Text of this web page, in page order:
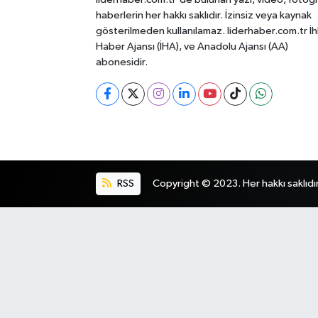
haberlerin her hakkı saklıdır. İzinsiz veya kaynak
gösterilmeden kullanılamaz. liderhaber.com.tr
Haber Ajansı (İHA), ve Anadolu Ajansı (AA)
abonesidir.
RSS Copyright © 2023. Her hakkı